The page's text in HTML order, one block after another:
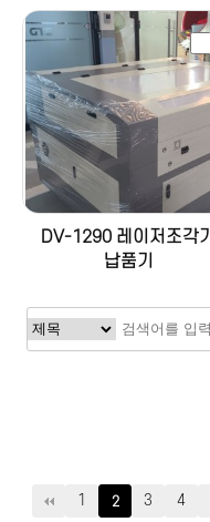
DV-1290 레이저조각기
납품기
1 2 3 4